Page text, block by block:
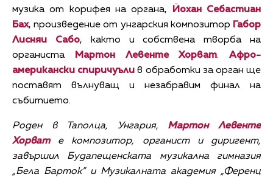
музика от корифея на органа,
Йохан Себастиан
Бах, произведение от унгарския композитор Габор
Лисняи Сабо, както и собствена творба на
органиста
Мартон Левенте Хорват. Афро-
американски спиричуъли в обработки за орган ще
поставят вълнуващ и незабравим финал на
събитието.
Роден в Таполца, Унгария, Мартон Левенте
Хорвате композитор, органист и диригент,
завършил Будапещенската музикална гимназия
„Бела Барток” и Музикалната академия „Ференц